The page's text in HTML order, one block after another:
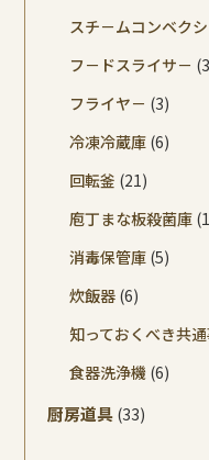
スチ－ムコンベク
フ－ドスライサ－
フライヤ－ (3)
冷凍冷蔵庫 (6)
回転釜 (21)
庖丁まな板殺菌庫
消毒保管庫 (5)
炊飯器 (6)
知っておくべき共
食器洗浄機 (6)
厨房道具 (33)